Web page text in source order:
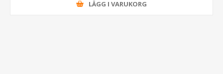
LÄGG I VARUKORG